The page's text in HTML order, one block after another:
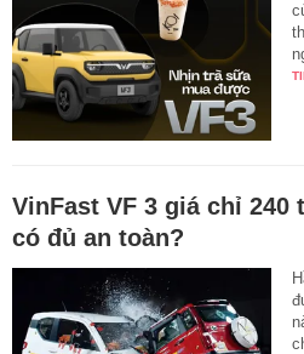
VinFast VF 3 giá chỉ 240
có đủ an toàn?